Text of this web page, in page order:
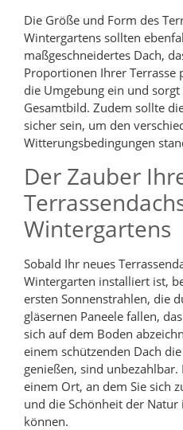
Die Größe und Form des
Wintergartens sollten
maßgeschneidertes Dach,
Proportionen Ihrer Terrasse
die Umgebung ein und
Gesamtbild. Zudem sollte
sicher sein, um den
Witterungsbedingungen
Der Zauber
Wintergartens
Sobald Ihr neues
Wintergarten installiert ist,
ersten Sonnenstrahlen, die
gläsernen Paneele fallen,
sich auf dem Boden
einem schützenden Dach
genießen, sind
einem Ort, an dem Sie sich
und die Schönheit der
können.